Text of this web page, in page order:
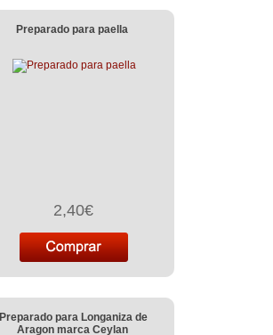
Preparado para paella
2,40€
Preparado para Longaniza de
Aragon marca Ceylan